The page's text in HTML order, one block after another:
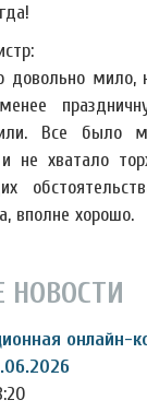
довольно мило,
Все было
не хватало
вполне хорошо.
НОВОСТИ
онлайн-